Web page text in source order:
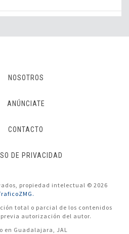
NOSOTROS
ANÚNCIATE
CONTACTO
DE PRIVACIDAD
propiedad intelectual © 2026
total o parcial de los contenidos
autorización del autor.
en Guadalajara, JAL